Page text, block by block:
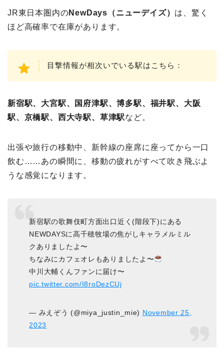
JR東日本圏内のNewDays（ニューデイズ） は、驚く
ほど高確率で在庫があります。
目撃情報が相次いでいる駅はこちら：
新宿駅、大宮駅、国府津駅、博多駅、福井駅、大阪
駅、京橋駅、西大寺駅、草津駅など。
出張や旅行の移動中、新幹線の座席に座ってから一口
飲む……あの瞬間に、移動の疲れがすべて吹き飛ぶよ
うな感覚になります。
新宿駅の歌舞伎町方面出口近く(階段下)にある
NEWDAYSに高千穂牧場の焦がしキャラメルミル
クありましたよ〜
ちなみにカフェオレもありましたよ〜
中川大輔くんファンに届け〜
pic.twitter.com/I8roDezCUj
— みえぞう (@miya_justin_mie) November 25,
2023